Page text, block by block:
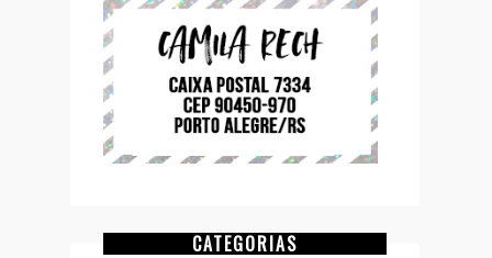
CATEGORIAS